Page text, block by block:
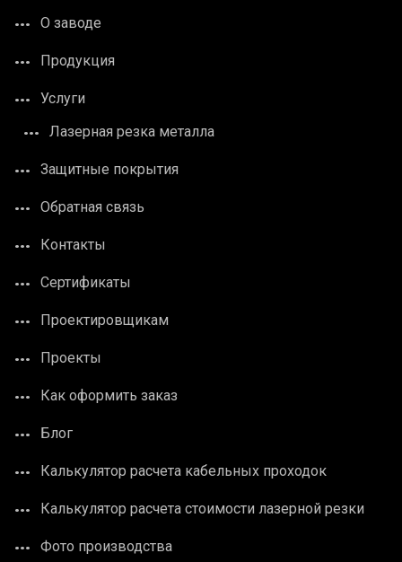
О заводе
Продукция
Услуги
Лазерная резка металла
Защитные покрытия
Обратная связь
Контакты
Сертификаты
Проектировщикам
Проекты
Как оформить заказ
Блог
Калькулятор расчета кабельных проходок
Калькулятор расчета стоимости лазерной резки
Фото производства